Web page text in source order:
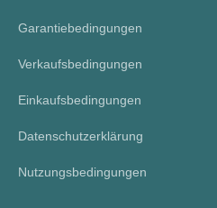
Garantiebedingungen
Verkaufsbedingungen
Einkaufsbedingungen
Datenschutzerklärung
Nutzungsbedingungen